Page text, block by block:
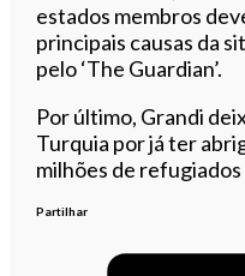
estados membros
principais causas da
pelo ‘The Guardian’.
Por último, Grandi
Turquia por já ter
milhões de refugiados
Partilhar